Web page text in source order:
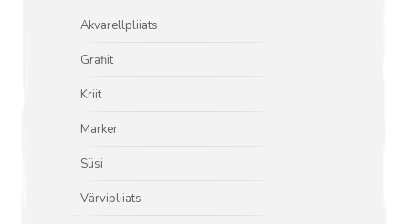
Akvarellpliiats
Grafiit
Kriit
Marker
Süsi
Värvipliiats